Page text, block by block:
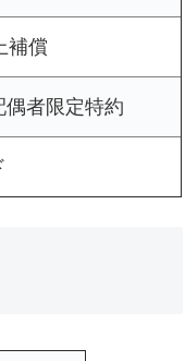
補償
偶者限定特約